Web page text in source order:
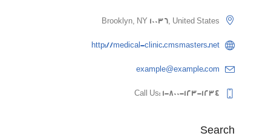
Brooklyn, NY 10036, United States
http://medical-clinic.cmsmasters.net
example@example.com
Call Us: 1-800-123-1234
Search